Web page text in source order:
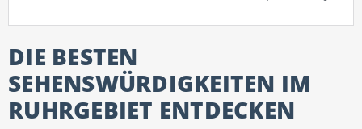
DIE BESTEN
SEHENSWÜRDIGKEITEN IM
RUHRGEBIET ENTDECKEN